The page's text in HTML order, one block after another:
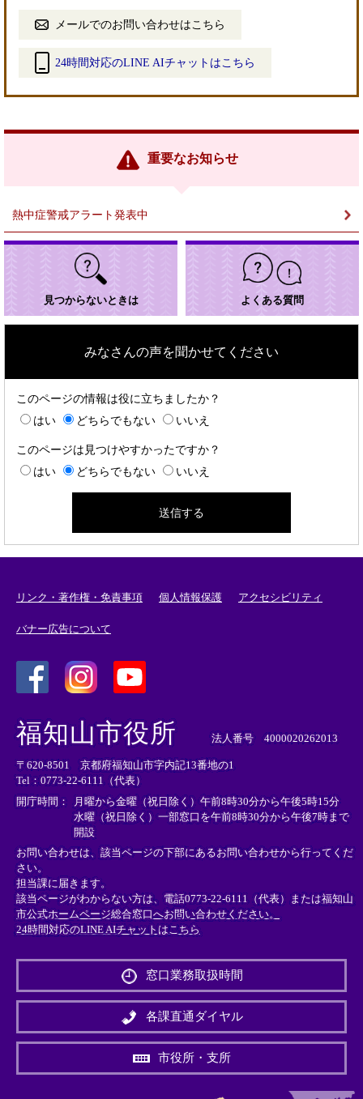
メールでのお問い合わせはこちら
24時間対応のLINE AIチャットはこちら
リ
重要なお知らせ
熱中症警戒アラート発表中
見つからないときは よくある質問
みなさんの声を聞かせてください
このページの情報は役に立ちましたか？
はい
どちらでもない いいえ
このページは見つけやすかったですか？
はい
どちらでもない いいえ
リンク・著作権・免責事項 個人情報保護 アクセシビリティ
バナー広告について
外
部
リ
ン
ク
＞
外
リ
ン
ク
＞
外
部
ン
ク
＞
福知山市役所 法人番号 4000020262013
〒620-8501 京都府福知山市字内記13番地の1
Tel：0773-22-6111（代表）
開庁時間：
月曜から金曜（祝日除く）午前8時30分から午後5時15分
水曜（祝日除く）一部窓口を午前8時30分から午後7時まで
開設
お問い合わせは、該当ページの下部にあるお問い合わせから行ってくだ
さい。
担当課に届きます。
該当ページがわからない方は、電話0773-22-6111（代表）または福知山
市公式ホームページ総合窓口へお問い合わせください。
24時間対応のLINE AIチャットはこちら
外
リ
ン
＞
窓口業務取扱時間
各課直通ダイヤル
市役所・支所